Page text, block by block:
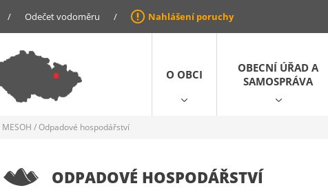
/ Odečet vodoměru / Nahlášení poruchy
O OBCI
OBECNÍ ÚŘAD A
SAMOSPRÁVA
/Odpadové hospodářství
ODPADOVÉ HOSPODÁŘSTVÍ